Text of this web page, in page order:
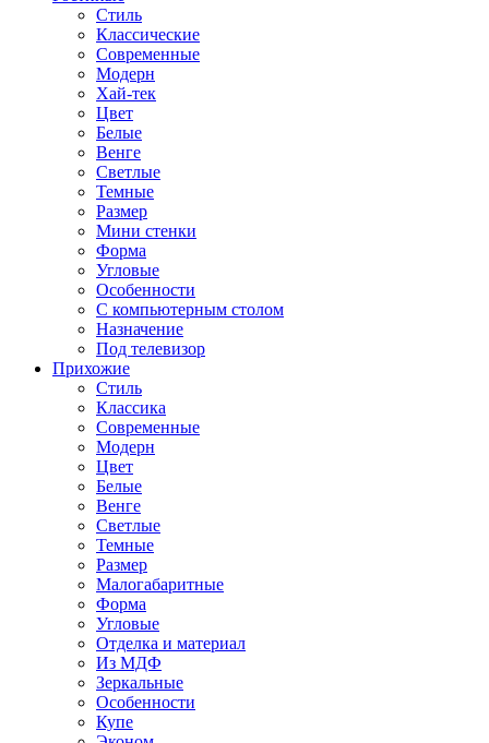
Стиль
Классические
Современные
Модерн
Хай-тек
Цвет
Белые
Венге
Светлые
Темные
Размер
Мини стенки
Форма
Угловые
Особенности
С компьютерным столом
Назначение
Под телевизор
Прихожие
Стиль
Классика
Современные
Модерн
Цвет
Белые
Венге
Светлые
Темные
Размер
Малогабаритные
Форма
Угловые
Отделка и материал
Из МДФ
Зеркальные
Особенности
Купе